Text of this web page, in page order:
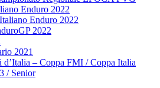
Enduro 2022
Enduro 2022
2022
2021
d’Italia – Coppa FMI / Coppa Italia
/ Senior